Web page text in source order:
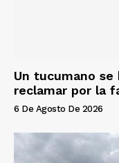
Un tucumano
reclamar por la
6 De Agosto De 2026